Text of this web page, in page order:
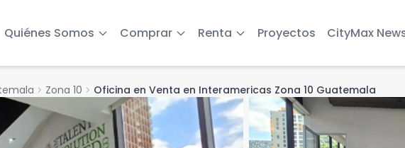
Quiénes Somos Comprar Renta Proyectos CityMax
chevron_right Zona 10 chevron_right Oficina en Venta en Interamericas Zona 10 Guatemala